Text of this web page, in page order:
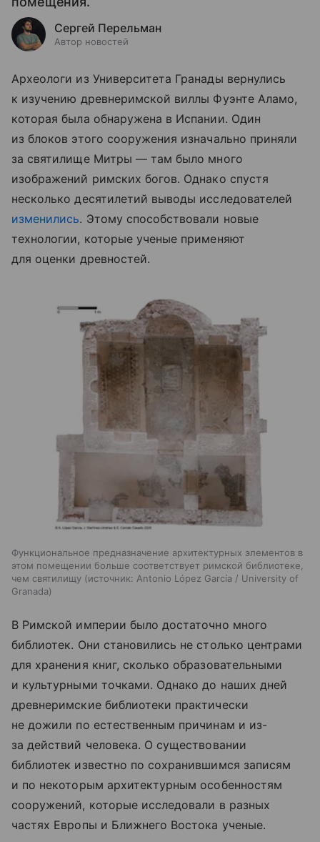
Сергей Перельман
Автор новостей
Археологи из Университета Гранады вернулись
к изучению древнеримской виллы Фуэнте Аламо,
которая была обнаружена в Испании. Один
из блоков этого сооружения изначально приняли
за святилище Митры — там было много
изображений римских богов. Однако спустя
несколько десятилетий выводы исследователей
изменились. Этому способствовали новые
технологии, которые ученые применяют
для оценки древностей.
Функциональное предназначение архитектурных элементов в
этом помещении больше соответствует римской библиотеке,
чем святилищу
источник: Antonio López García / University of
Granada
В Римской империи было достаточно много
библиотек. Они становились не столько центрами
для хранения книг, сколько образовательными
и культурными точками. Однако до наших дней
древнеримские библиотеки практически
не дожили по естественным причинам и из-
за действий человека. О существовании
библиотек известно по сохранившимся записям
и по некоторым архитектурным особенностям
сооружений, которые исследовали в разных
частях Европы и Ближнего Востока ученые.